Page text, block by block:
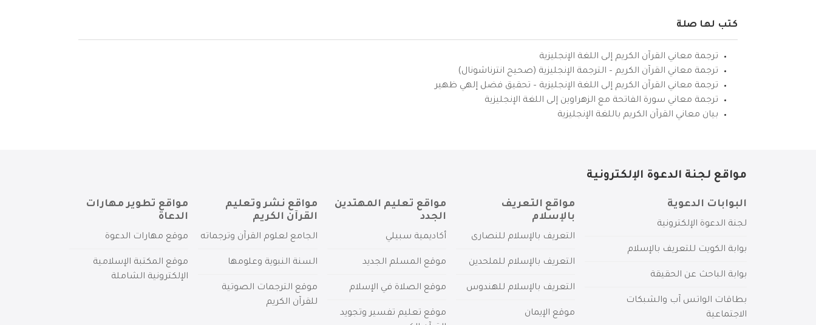
كتب لها صلة
ترجمة معاني القرآن الكريم إلى اللغة الإنجليزية
ترجمة معاني القرآن الكريم – الترجمة الإنجليزية (صحيح انترناشونال)
ترجمة معاني القرآن الكريم إلى اللغة الإنجليزية – تحقيق فضل إلهي ظهير
ترجمة معاني سورة الفاتحة مع الزهراوين إلى اللغة الإنجليزية
بيان معاني القرآن الكريم باللغة الإنجليزية
مواقع لجنة الدعوة الإلكترونية
البوابات الدعوية
لجنة الدعوة الإلكترونية
بوابة الكويت للتعريف بالإسلام
بوابة الباحث عن الحقيقة
بطاقات الواتس آب والشبكات
الاجتماعية
مواقع التعريف
بالإسلام
التعريف بالإسلام للنصارى
التعريف بالإسلام للملحدين
التعريف بالإسلام للهندوس
موقع الإيمان
مواقع تعليم المهتدين
الجدد
أكاديمية سبيلي
موقع المسلم الجديد
موقع الصلاة في الإسلام
موقع تعليم تفسير وتجويد
مواقع نشر وتعليم
القرآن الكريم
الجامع لعلوم القرآن وترجماته
السنة النبوية وعلومها
موقع الترجمات الصوتية
للقرآن الكريم
مواقع تطوير مهارات
الدعاة
موقع مهارات الدعوة
موقع المكتبة الإسلامية
الإلكترونية الشاملة